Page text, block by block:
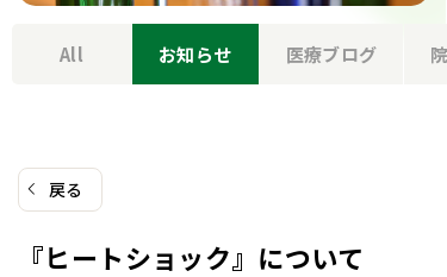
All お知らせ 医療ブログ
戻る
『ヒートショック』について